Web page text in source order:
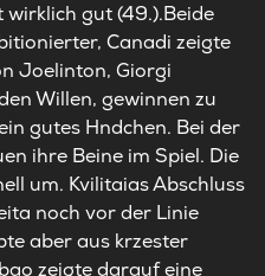
gut (49.).Beide
Canadi zeigte
Joelinton, Giorgi
Willen, gewinnen zu
gutes Hndchen. Bei der
ihre Beine im Spiel. Die
um. Kvilitaias Abschluss
noch vor der Linie
aber aus krzester
zeigte darauf eine